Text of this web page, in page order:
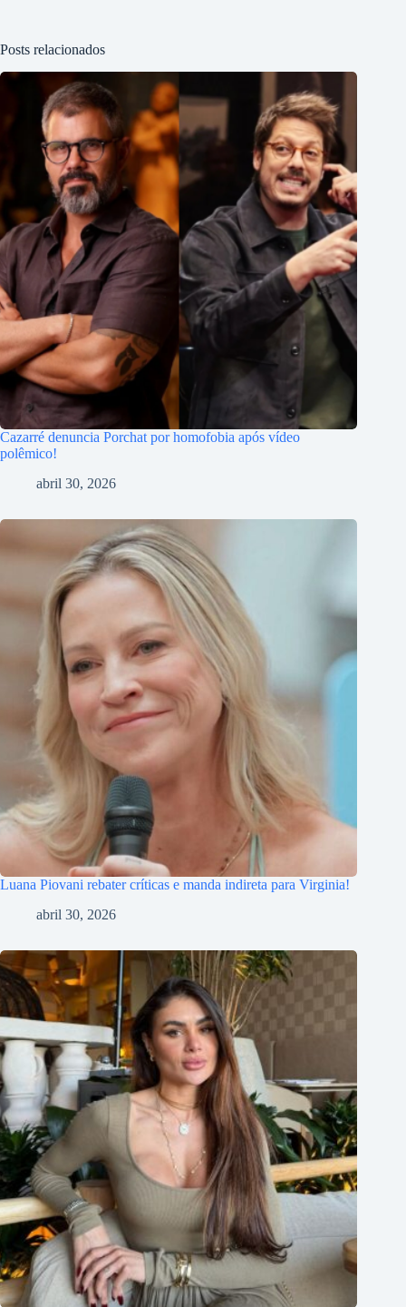
Posts relacionados
Cazarré denuncia Porchat por homofobia após vídeo
polêmico!
abril 30, 2026
Luana Piovani rebater críticas e manda indireta para Virginia!
abril 30, 2026